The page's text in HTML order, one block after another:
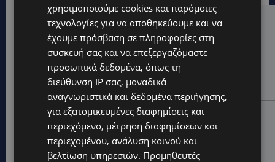
Hot this week
UPDATES
ΝΟΣΟΚΟΜΕΙΟ ΛΕΜΕΣΟΥ: «Θα γινόμουν εγώ τα μάτια
του» – Συγκλονίζει η μητέρα του 4χρονου Μάριου:
«Ζούμε σε μια επικίνδυνη πόλη» -(Βίντεο)
UPDATES
ΤΡΑΓΩΔΙΑ ΣΤΗΝ ΞΥΛΟΦΑΓΟΥ: Η δικαστική απόφαση
που κρατά τον πατέρα μακριά από την κηδεία των
παιδιών του
χρησιμοποιούμε cookies και παρόμοιες
τεχνολογίες για να αποθηκεύουμε και να
έχουμε πρόσβαση σε πληροφορίες στη
συσκευή σας και να επεξεργαζόμαστε
προσωπικά δεδομένα, όπως τη
διεύθυνση IP σας, μοναδικά
αναγνωριστικά και δεδομένα περιήγησης,
για εξατομικευμένες διαφημίσεις και
περιεχόμενο, μέτρηση διαφημίσεων και
περιεχομένου, ανάλυση κοινού και
βελτίωση υπηρεσιών. Προμηθευτές